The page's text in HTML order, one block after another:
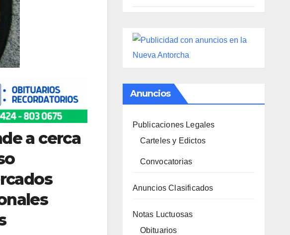
a cerca
Anuncios
Publicaciones Legales
Carteles y Edictos
Convocatorias
Anuncios Clasificados
Notas Luctuosas
Obituarios